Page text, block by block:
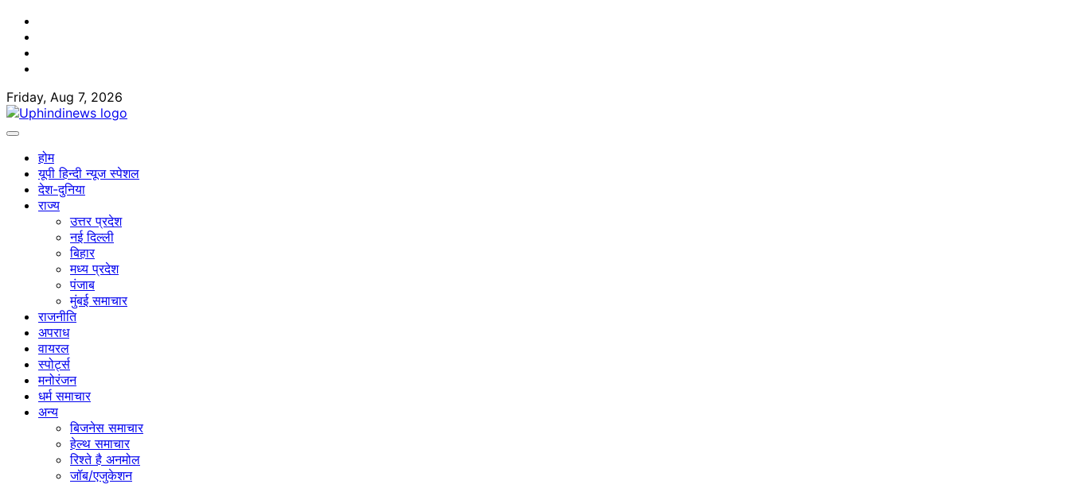
Skip
content
Friday, Aug 7, 2026
होम
यूपी हिन्दी न्यूज स्पेशल
देश-दुनिया
राज्य
उत्तर प्रदेश
नई दिल्ली
बिहार
मध्य प्रदेश
पंजाब
मुंबई समाचार
राजनीति
अपराध
वायरल
स्पोर्ट्स
मनोरंजन
धर्म समाचार
अन्य
बिजनेस समाचार
हेल्थ समाचार
रिश्ते है अनमोल
जॉब/एजुकेशन